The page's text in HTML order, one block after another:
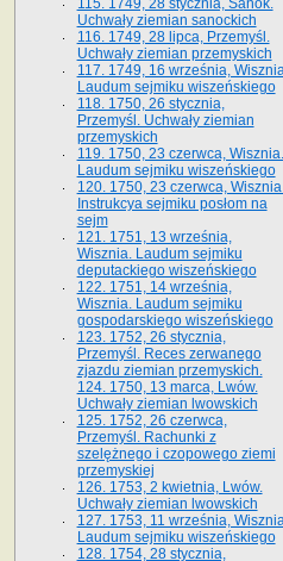
115. 1749, 28 stycznia, Sanok.
Uchwały ziemian sanockich
116. 1749, 28 lipca, Przemyśl.
Uchwały ziemian przemyskich
117. 1749, 16 września,
Laudum sejmiku wiszeńskiego
118. 1750, 26 stycznia,
Przemyśl. Uchwały ziemian
przemyskich
119. 1750, 23 czerwca, Wisznia.
Laudum sejmiku wiszeńskiego
120. 1750, 23 czerwca,
Instrukcya sejmiku posłom na
sejm
121. 1751, 13 września,
Wisznia. Laudum sejmiku
deputackiego wiszeńskiego
122. 1751, 14 września,
Wisznia. Laudum sejmiku
gospodarskiego wiszeńskiego
123. 1752, 26 stycznia,
Przemyśl. Reces zerwanego
zjazdu ziemian przemyskich.
124. 1750, 13 marca, Lwów.
Uchwały ziemian lwowskich
125. 1752, 26 czerwca,
Przemyśl. Rachunki z
szelężnego i czopowego ziemi
przemyskiej
126. 1753, 2 kwietnia, Lwów.
Uchwały ziemian lwowskich
127. 1753, 11 września,
Laudum sejmiku wiszeńskiego
128. 1754, 28 stycznia,